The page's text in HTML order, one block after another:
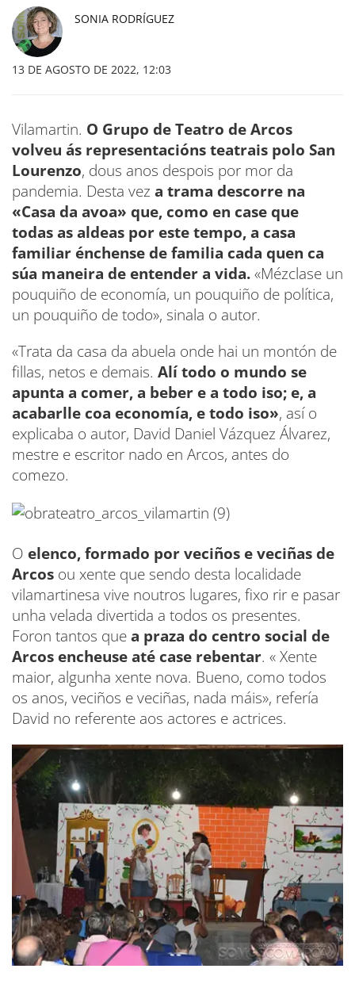
SONIA RODRÍGUEZ
13 DE AGOSTO DE 2022, 12:03
Vilamartin. O Grupo de Teatro de Arcos
volveu ás representacións teatrais polo San
Lourenzo, dous anos despois por mor da
pandemia. Desta vez a trama descorre na
«Casa da avoa» que, como en case que
todas as aldeas por este tempo, a casa
familiar énchense de familia cada quen ca
súa maneira de entender a vida.«Mézclase un
pouquiño de economía, un pouquiño de política,
un pouquiño de todo», sinala o autor.
«Trata da casa da abuela onde hai un montón de
fillas, netos e demais. Alí todo o mundo se
apunta a comer, a beber e a todo iso; e, a
acabarlle coa economía, e todo iso», así o
explicaba o autor, David Daniel Vázquez Álvarez,
mestre e escritor nado en Arcos, antes do
comezo.
O elenco, formado por veciños e veciñas de
Arcos ou xente que sendo desta localidade
vilamartinesa vive noutros lugares, fixo rir e pasar
unha velada divertida a todos os presentes.
Foron tantos quea praza do centro social de
Arcos encheuse até case rebentar. « Xente
maior, algunha xente nova. Bueno, como todos
os anos, veciños e veciñas, nada máis», refería
David no referente aos actores e actrices.